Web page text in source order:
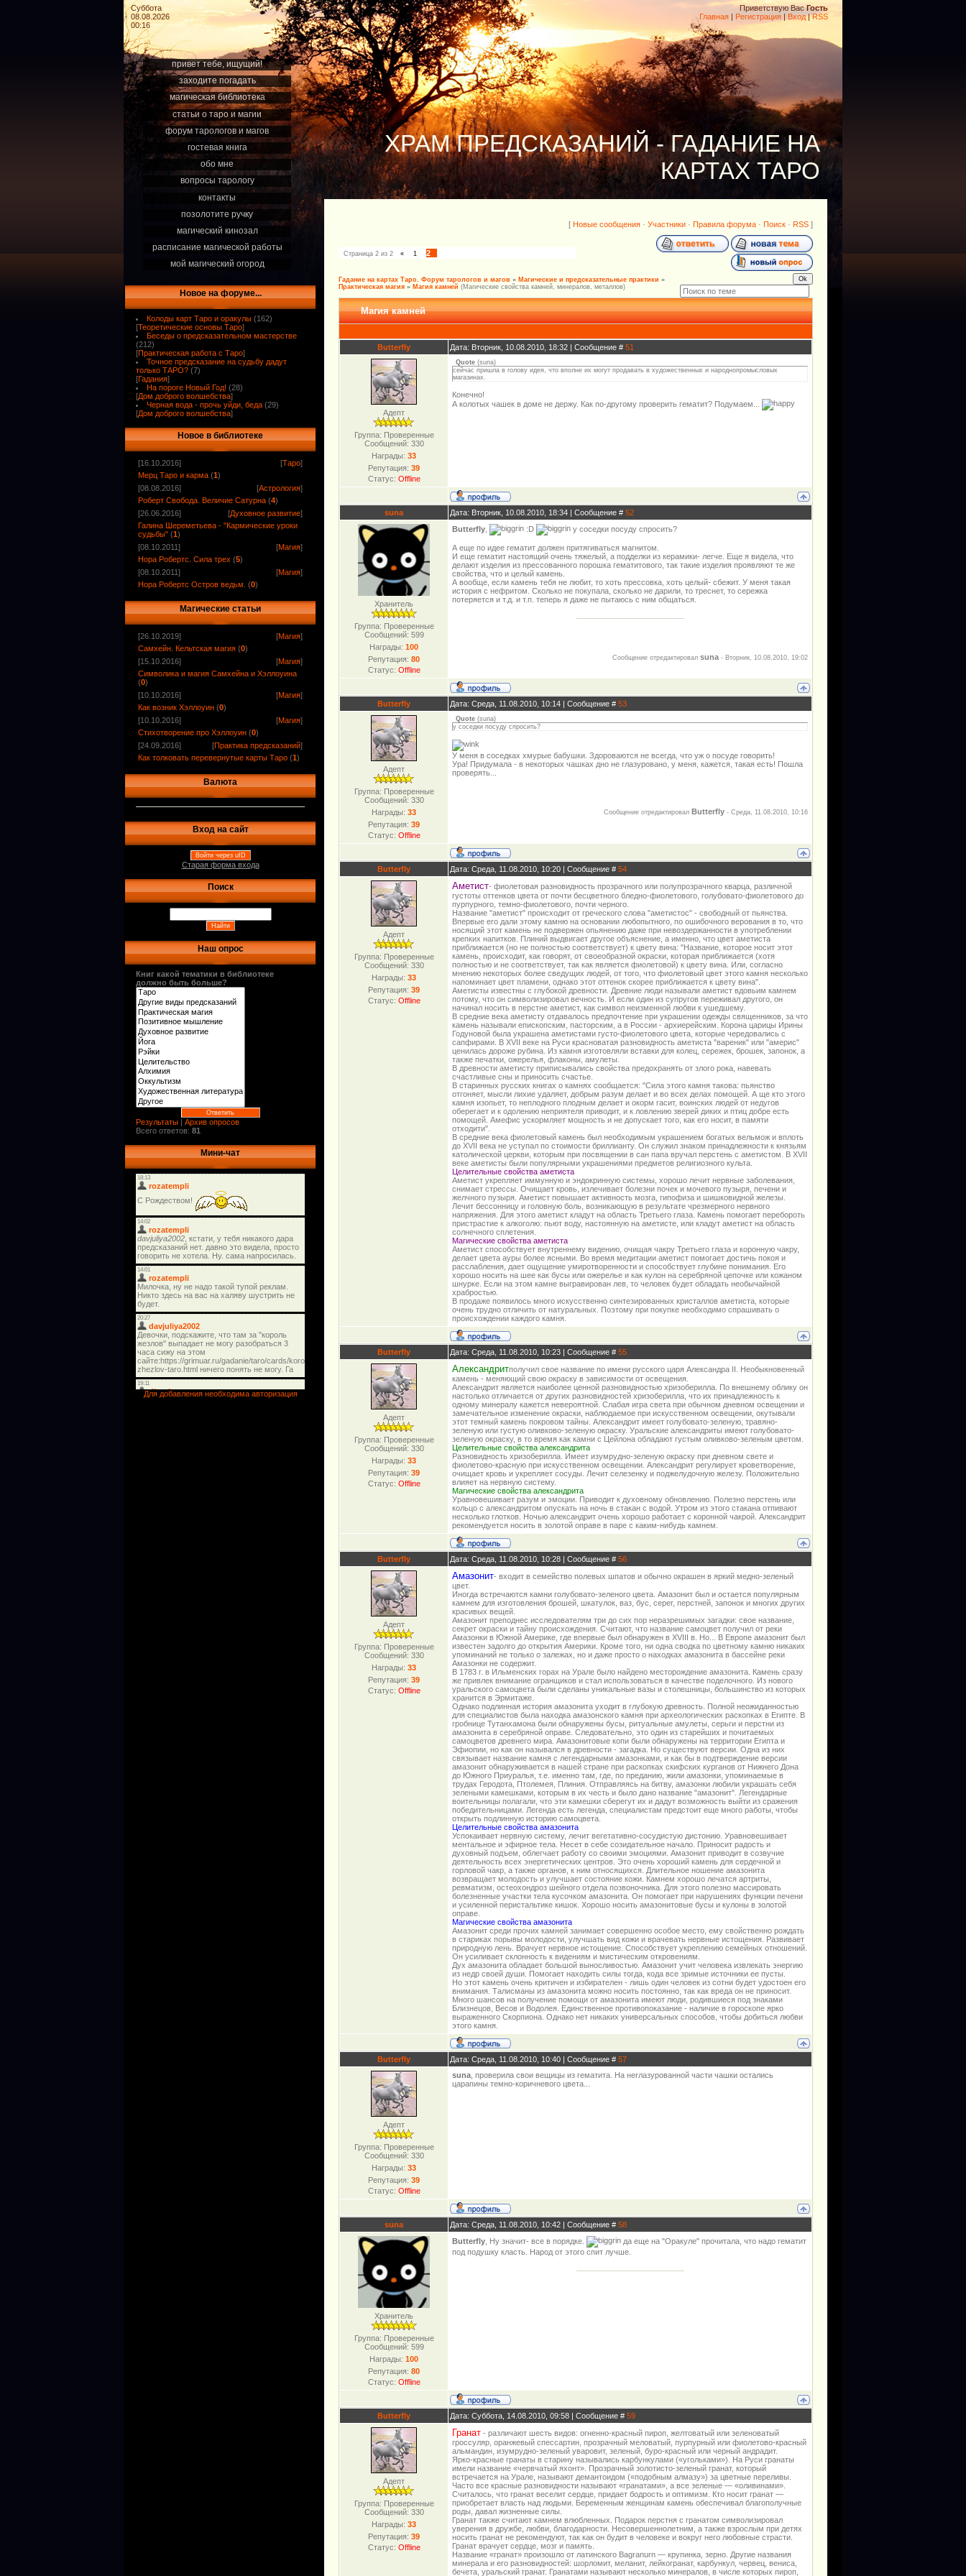
Суббота
08.08.2026
00:16
Приветствую Вас Гость
Главная | Регистрация | Вход|RSS
привет тебе, ищущий!
заходите погадать
магическая библиотека
статьи о таро и магии
форум тарологов и магов
гостевая книга
обо мне
вопросы тарологу
контакты
позолотите ручку
магический кинозал
расписание магической работы
мой магический огород
Новое на форуме...
Колоды карт Таро и оракулы (162)
[Теоретические основы Таро]
Беседы о предсказательном мастерстве
(212)
[Практическая работа с Таро]
Точное предсказание на судьбу дадут
только ТАРО? (7)
[Гадания]
На пороге Новый Год! (28)
[Дом доброго волшебства]
Черная вода - прочь уйди, беда (29)
[Дом доброго волшебства]
Новое в библиотеке
[16.10.2016] [Таро]
Мерц Таро и карма (1)
[08.08.2016]
[Астрология]
Роберт Свобода. Величие Сатурна (4)
[26.06.2016]
[Духовное развитие]
Галина Шереметьева - "Кармические уроки
судьбы" (1)
[08.10.2011]
[Магия]
Нора Робертс. Сила трех (5)
[08.10.2011]
[Магия]
Нора Робертс Остров ведьм. (0)
Магические статьи
[26.10.2019] [Магия]
Самхейн. Кельтская магия (0)
[15.10.2016]
[Магия]
Символика и магия Самхейна и Хэллоуина
(0)
[10.10.2016]
[Магия]
Как возник Хэллоуин (0)
[10.10.2016]
[Магия]
Стихотворение про Хэллоуин (0)
[24.09.2016]
[Практика предсказаний]
Как толковать перевернутые карты Таро (1)
Валюта
Вход на сайт
Войти через uID
Старая форма входа
Поиск
Наш опрос
Книг какой тематики в библиотеке
должно быть больше?
Результаты | Архив опросов
Всего ответов: 81
Мини-чат
Для добавления необходима авторизация
ХРАМ ПРЕДСКАЗАНИЙ - ГАДАНИЕ НА
КАРТАХ ТАРО
[ Новые сообщения · Участники · Правила форума · Поиск · RSS ]
Страница 2 из 2 « 1 2
Гадание на картах Таро. Форум тарологов и магов » Магические и предсказательные практики »
Практическая магия » Магия камней (Магические свойства камней, минералов, металлов)
Магия камней
Butterfly Дата: Вторник, 10.08.2010, 18:32 | Сообщение # 51
Адепт
Группа: Проверенные
Сообщений: 330
Награды: 33
Репутация: 39
Статус: Offline
Quote (suna)
сейчас пришла в голову идея, что вполне их могут продавать в художественных и народнопромысловых
магазинах.
Конечно!
А колотых чашек в доме не держу. Как по-другому проверить гематит? Подумаем...
suna Дата: Вторник, 10.08.2010, 18:34 | Сообщение # 52
Хранитель
Группа: Проверенные
Сообщений: 599
Награды: 100
Репутация: 80
Статус: Offline
Butterfly :D у соседки посуду спросить?
А еще по идее гематит должен притягиваться магнитом.
И еще гематит настоящий очень тяжелый, а подделки из керамики- легче. Еще я видела, что
делают изделия из прессованного порошка гематитового, так такие изделия проявляют те же
свойства, что и целый камень.
А вообще, если камень тебя не любит, то хоть прессовка, хоть целый- сбежит. У меня такая
история с нефритом. Сколько не покупала, сколько не дарили, то треснет, то сережка
потеряется и т.д. и т.п. теперь я даже не пытаюсь с ним общаться.
Сообщение отредактировал suna - Вторник, 10.08.2010, 19:02
Butterfly Дата: Среда, 11.08.2010, 10:14 | Сообщение # 53
Адепт
Группа: Проверенные
Сообщений: 330
Награды: 33
Репутация: 39
Статус: Offline
Quote (suna)
у соседки посуду спросить?
У меня в соседках хмурые бабушки. Здороваются не всегда, что уж о посуде говорить!
Ура! Придумала - в некоторых чашках дно не глазуровано, у меня, кажется, такая есть! Пошла
проверять...
Сообщение отредактировал Butterfly - Среда, 11.08.2010, 10:16
Butterfly Дата: Среда, 11.08.2010, 10:20 | Сообщение # 54
Адепт
Группа: Проверенные
Сообщений: 330
Награды: 33
Репутация: 39
Статус: Offline
Аметист- фиолетовая разновидность прозрачного или полупрозрачного кварца, различной
густоты оттенков цвета от почти бесцветного бледно-фиолетового, голубовато-фиолетового до
пурпурного, темно-фиолетового, почти черного.
Название "аметист" происходит от греческого слова "аметистос" - свободный от пьянства.
Впервые его дали этому камню на основании любопытного, по ошибочного верования в то, что
носящий этот камень не подвержен опьянению даже при невоздержанности в употреблении
крепких напитков. Плиний выдвигает другое объяснение, а именно, что цвет аметиста
приближается (но не полностью соответствует) к цвету вина: "Название, которое носит этот
камень, происходит, как говорят, от своеобразной окраски, которая приближается (хотя
полностью и не соответствует, так как является фиолетовой) к цвету вина. Или, согласно
мнению некоторых более сведущих людей, от того, что фиолетовый цвет этого камня несколько
напоминает цвет пламени, однако этот оттенок скорее приближается к цвету вина".
Аметисты известны с глубокой древности. Древние люди называли аметист вдовьим камнем
потому, что он символизировал вечность. И если один из супругов переживал другого, он
начинал носить в перстне аметист, как символ неизменной любви к ушедшему.
В средние века аметисту отдавалось предпочтение при украшении одежды священников, за что
камень называли епископским, пасторским, а в России - архиерейским. Корона царицы Ирины
Годуновой была украшена аметистами густо-фиолетового цвета, которые чередовались с
сапфирами. В XVII веке на Руси красноватая разновидность аметиста "вареник" или "америс"
ценилась дороже рубина. Из камня изготовляли вставки для колец, сережек, брошек, запонок, а
также печатки, ожерелья, флаконы, амулеты.
В древности аметисту приписывались свойства предохранять от злого рока, навевать
счастливые сны и приносить счастье.
В старинных русских книгах о камнях сообщается: "Сила этого камня такова: пьянство
отгоняет, мысли лихие удаляет, добрым разум делает и во всех делах помощей. А ще кто этого
камня изопьет, то неплодного плодным делает и окорм гасит, воинских людей от недугов
оберегает и к одолению неприятеля приводит, и к ловлению зверей диких и птиц добре есть
помощей. Амефис ускормляет мощность и не допускает того, как его носит, в памяти
отходити".
В средние века фиолетовый камень был необходимым украшением богатых вельмож и вплоть
до XVII века не уступал по стоимости бриллианту. Он служил знаком принадлежности к князьям
католической церкви, которым при посвящении в сан папа вручал перстень с аметистом. В XVII
веке аметисты были популярными украшениями предметов религиозного культа.
Целительные свойства аметиста
Аметист укрепляет иммунную и эндокринную системы, хорошо лечит нервные заболевания,
снимает стрессы. Очищает кровь, излечивает болезни почек и мочевого пузыря, печени и
желчного пузыря. Аметист повышает активность мозга, гипофиза и шишковидной железы.
Лечит бессонницу и головную боль, возникающую в результате чрезмерного нервного
напряжения. Для этого аметист кладут на область Третьего глаза. Камень помогает перебороть
пристрастие к алкоголю: пьют воду, настоянную на аметисте, или кладут аметист на область
солнечного сплетения.
Магические свойства аметиста
Аметист способствует внутреннему видению, очищая чакру Третьего глаза и коронную чакру,
делает цвета ауры более ясными. Во время медитации аметист помогает достичь покоя и
расслабления, дает ощущение умиротворенности и способствует глубине понимания. Его
хорошо носить на шее как бусы или ожерелье и как кулон на серебряной цепочке или кожаном
шнурке. Если на этом камне выгравирован лев, то человек будет обладать необычайной
храбростью.
В продаже появилось много искусственно синтезированных кристаллов аметиста, которые
очень трудно отличить от натуральных. Поэтому при покупке необходимо спрашивать о
происхождении каждого камня.
Butterfly Дата: Среда, 11.08.2010, 10:23 | Сообщение # 55
Адепт
Группа: Проверенные
Сообщений: 330
Награды: 33
Репутация: 39
Статус: Offline
Александритполучил свое название по имени русского царя Александра II. Необыкновенный
камень - меняющий свою окраску в зависимости от освещения.
Александрит является наиболее ценной разновидностью хризоберилла. По внешнему облику он
настолько отличается от других разновидностей хризоберилла, что их принадлежность к
одному минералу кажется невероятной. Слабая игра света при обычном дневном освещении и
замечательное изменение окраски, наблюдаемое при искусственном освещении, окутывали
этот темный камень покровом тайны. Александрит имеет голубовато-зеленую, травяно-
зеленую или густую оливково-зеленую окраску. Уральские александриты имеют голубовато-
зеленую окраску, в то время как камни с Цейлона обладают густым оливково-зеленым цветом.
Целительные свойства александрита
Разновидность хризоберилла. Имеет изумрудно-зеленую окраску при дневном свете и
фиолетово-красную при искусственном освещении. Александрит регулирует кроветворение,
очищает кровь и укрепляет сосуды. Лечит селезенку и поджелудочную железу. Положительно
влияет на нервную систему.
Магические свойства александрита
Уравновешивает разум и эмоции. Приводит к духовному обновлению. Полезно перстень или
кольцо с александритом опускать на ночь в стакан с водой. Утром из этого стакана отпивают
несколько глотков. Ночью александрит очень хорошо работает с коронной чакрой. Александрит
рекомендуется носить в золотой оправе в паре с каким-нибудь камнем.
Butterfly Дата: Среда, 11.08.2010, 10:28 | Сообщение # 56
Адепт
Группа: Проверенные
Сообщений: 330
Награды: 33
Репутация: 39
Статус: Offline
Амазонит- входит в семейство полевых шпатов и обычно окрашен в яркий медно-зеленый
цвет.
Иногда встречаются камни голубовато-зеленого цвета. Амазонит был и остается популярным
камнем для изготовления брошей, шкатулок, ваз, бус, серег, перстней, запонок и многих других
красивых вещей.
Амазонит преподнес исследователям три до сих пор неразрешимых загадки: свое название,
секрет окраски и тайну происхождения. Считают, что название самоцвет получил от реки
Амазонки в Южной Америке, где впервые был обнаружен в XVIII в. Но... В Европе амазонит был
известен задолго до открытия Америки. Кроме того, ни одна сводка по цветному камню никаких
упоминаний не только о залежах, но и даже просто о находках амазонита в бассейне реки
Амазонки не содержит.
В 1783 г. в Ильменских горах на Урале было найдено месторождение амазонита. Камень сразу
же привлек внимание огранщиков и стал использоваться в качестве поделочного. Из нового
уральского самоцвета были сделаны уникальные вазы и столешницы, большинство из которых
хранится в Эрмитаже.
Однако подлинная история амазонита уходит в глубокую древность. Полной неожиданностью
для специалистов была находка амазонского камня при археологических раскопках в Египте. В
гробнице Тутанхамона были обнаружены бусы, ритуальные амулеты, серьги и перстни из
амазонита в серебряной оправе. Следовательно, это один из старейших и почитаемых
самоцветов древнего мира. Амазонитовые копи были обнаружены на территории Египта и
Эфиопии, но как он назывался в древности - загадка. Но существуют версии. Одна из них
связывает название камня с легендарными амазонками, и как бы в подтверждение версии
амазонит обнаруживается в нашей стране при раскопках скифских курганов от Нижнего Дона
до Южного Приуралья, т.е. именно там, где, по преданию, жили амазонки, упоминаемые в
трудах Геродота, Птолемея, Плиния. Отправляясь на битву, амазонки любили украшать себя
зелеными камешками, которым в их честь и было дано название "амазонит". Легендарные
воительницы полагали, что эти камешки сберегут их и дадут возможность выйти из сражения
победительницами. Легенда есть легенда, специалистам предстоит еще много работы, чтобы
открыть подлинную историю самоцвета.
Целительные свойства амазонита
Успокаивает нервную систему, лечит вегетативно-сосудистую дистонию. Уравновешивает
ментальное и эфирное тела. Несет в себе созидательное начало. Приносит радость и
духовный подъем, облегчает работу со своими эмоциями. Амазонит приводит в созвучие
деятельность всех энергетических центров. Это очень хороший камень для сердечной и
горловой чакр, а также органов, к ним относящихся. Длительное ношение амазонита
возвращает молодость и улучшает состояние кожи. Камнем хорошо лечатся артриты,
ревматизм, остеохондроз шейного отдела позвоночника. Для этого полезно массировать
болезненные участки тела кусочком амазонита. Он помогает при нарушениях функции печени
и усиленной перистальтике кишок. Хорошо носить амазонитовые бусы и кулоны в золотой
оправе.
Магические свойства амазонита
Амазонит среди прочих камней занимает совершенно особое место, ему свойственно рождать
в стариках порывы молодости, улучшать вид кожи и врачевать нервные истощения. Развивает
природную лень. Врачует нервное истощение. Способствует укреплению семейных отношений.
Он усиливает склонность к видениям и мистическим откровениям.
Дух амазонита обладает большой выносливостью. Амазонит учит человека извлекать энергию
из недр своей души. Помогает находить силы тогда, кода все зримые источники ее пусты.
Но этот камень очень критичен и избирателен - лишь один человек из сотни будет удостоен его
внимания. Талисманы из амазонита можно носить постоянно, так как вреда он не приносит.
Много шансов на получение помощи от амазонита имеют люди, родившиеся под знаками
Близнецов, Весов и Водолея. Единственное противопоказание - наличие в гороскопе ярко
выраженного Скорпиона. Однако нет никаких универсальных способов, чтобы добиться любви
этого камня.
Butterfly Дата: Среда, 11.08.2010, 10:40 | Сообщение # 57
Адепт
Группа: Проверенные
Сообщений: 330
Награды: 33
Репутация: 39
Статус: Offline
suna , проверила свои вещицы из гематита. На неглазурованной части чашки остались
царапины темно-коричневого цвета...
suna Дата: Среда, 11.08.2010, 10:42 | Сообщение # 58
Хранитель
Группа: Проверенные
Сообщений: 599
Награды: 100
Репутация: 80
Статус: Offline
Butterfly , Ну значит- все в порядке.
да еще на "Оракуле" прочитала, что надо гематит
под подушку класть. Народ от этого спит лучше.
Butterfly Дата: Суббота, 14.08.2010, 09:58 | Сообщение # 59
Адепт
Группа: Проверенные
Сообщений: 330
Награды: 33
Репутация: 39
Статус: Offline
Гранат - различают шесть видов: огненно-красный пироп, желтоватый или зеленоватый
гроссуляр, оранжевый спессартин, прозрачный меловатый, пурпурный или фиолетово-красный
альмандин, изумрудно-зеленый уваровит, зеленый, буро-красный или черный андрадит.
Ярко-красные гранаты в старину назывались карбункулами («угольками»). На Руси гранаты
имели название «червчатый яхонт». Прозрачный золотисто-зеленый гранат, который
встречается на Урале, называют демантоидом («подобным алмазу») за цветные переливы.
Часто все красные разновидности называют «гранатами», а все зеленые — «оливинами».
Считалось, что гранат веселит сердце, придает бодрость и оптимизм. Кто носит гранат —
приобретает власть над людьми. Беременным женщинам камень обеспечивал благополучные
роды, давал жизненные силы.
Гранат также считают камнем влюбленных. Подарок перстня с гранатом символизировал
уверения в дружбе, любви, благодарности. Несовершеннолетним, а также взрослым при детях
носить гранат не рекомендуют, так как он будит в человеке и вокруг него любовные страсти.
Гранат врачует сердце, мозг и память.
Название «гранат» произошло от латинского Bagranurn — крупинка, зерно. Другие названия
минерала и его разновидностей: шорломит, меланит, лейкогранат, карбункул, червец, вениса,
бечета, уральский гранат. Гранатами называют несколько минералов, в числе которых пироп,